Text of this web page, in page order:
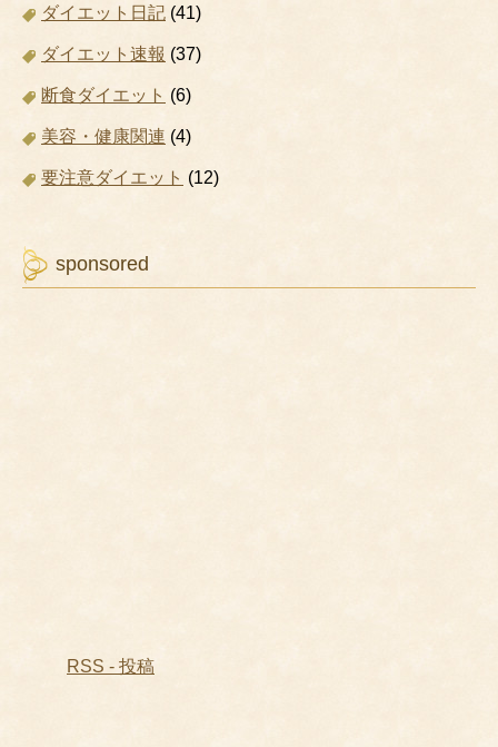
ダイエット日記 (41)
ダイエット速報 (37)
断食ダイエット (6)
美容・健康関連 (4)
要注意ダイエット (12)
sponsored
RSS - 投稿